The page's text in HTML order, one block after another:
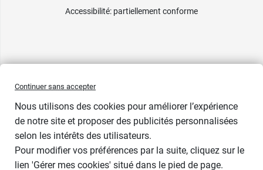
Contenance
1 cadeau
Accessibilité: partiellement conforme
Continuer sans accepter
Nous utilisons des cookies pour améliorer l’expérience
de notre site et proposer des publicités personnalisées
selon les intérêts des utilisateurs.
Pour modifier vos préférences par la suite, cliquez sur le
lien 'Gérer mes cookies' situé dans le pied de page.